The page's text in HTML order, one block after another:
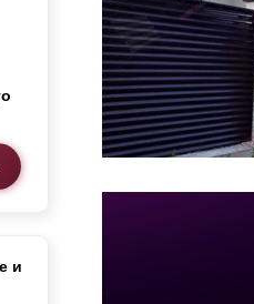
для детских
коттеджей
соток
для дома
и